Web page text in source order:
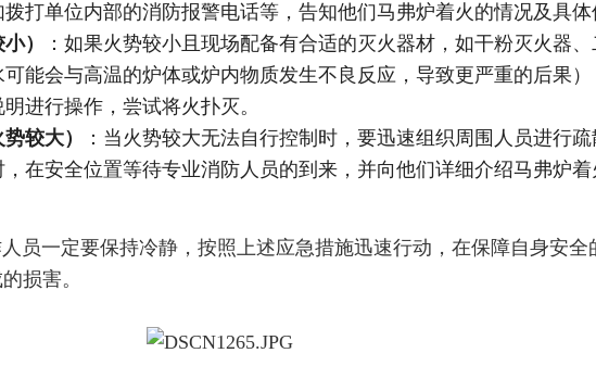
打单位内部的消防报警电话等，告知他们马弗炉着火的情况及具体
）
：如果火势较小且现场配备有合适的灭火器材，如干粉灭火器
可能会与高温的炉体或炉内物质发生不良反应，导致更严重的后果
进行操作，尝试将火扑灭。
较大）
：当火势较大无法自行控制时，要迅速组织周围人员进行
在安全位置等待专业消防人员的到来，并向他们详细介绍马弗炉
一定要保持冷静，按照上述应急措施迅速行动，在保障自身安全
损害。